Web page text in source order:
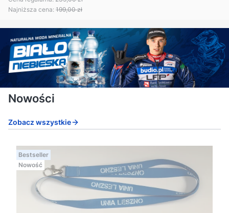
Najniższa cena: 199,00 zł
Nowości
Zobacz wszystkie
Bestseller
Nowość